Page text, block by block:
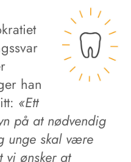
han
«Ett
på at nødvendig
unge skal være
vi ønsker at